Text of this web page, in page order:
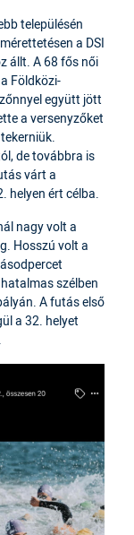
településén
a DSI
állt. A 68 fős női
Földközi-
együtt jött
a versenyzőket
de továbbra is
várt a
helyen ért célba.
nagy volt a
Hosszú volt a
szélben
A futás első
a 32. helyet